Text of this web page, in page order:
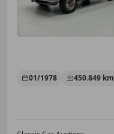
01/1978 450.849 km